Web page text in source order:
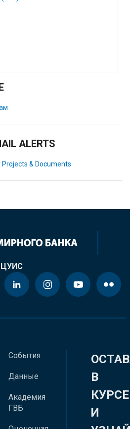
ALERTS
& Documents
События
Данные
Академия
ГВБ
В
КУРСЕ
И